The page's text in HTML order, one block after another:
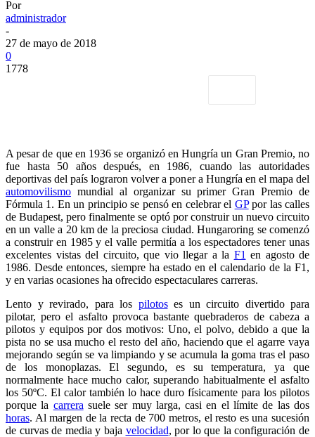
Por
administrador
-
27 de mayo de 2018
0
1778
A pesar de que en 1936 se organizó en Hungría un Gran Premio, no
fue hasta 50 años después, en 1986, cuando las autoridades
deportivas del país lograron volver a poner a Hungría en el mapa del
automovilismo mundial al organizar su primer Gran Premio de
Fórmula 1. En un principio se pensó en celebrar el GPpor las calles
de Budapest, pero finalmente se optó por construir un nuevo circuito
en un valle a 20 km de la preciosa ciudad. Hungaroring se comenzó
a construir en 1985 y el valle permitía a los espectadores tener unas
excelentes vistas del circuito, que vio llegar a la F1 en agosto de
1986. Desde entonces, siempre ha estado en el calendario de la F1,
y en varias ocasiones ha ofrecido espectaculares carreras.
Lento y revirado, para los pilotoses un circuito divertido para
pilotar, pero el asfalto provoca bastante quebraderos de cabeza a
pilotos y equipos por dos motivos: Uno, el polvo, debido a que la
pista no se usa mucho el resto del año, haciendo que el agarre vaya
mejorando según se va limpiando y se acumula la goma tras el paso
de los monoplazas. El segundo, es su temperatura, ya que
normalmente hace mucho calor, superando habitualmente el asfalto
los 50ºC. El calor también lo hace duro físicamente para los pilotos
porque la carrera suele ser muy larga, casi en el límite de las dos
horas. Al margen de la recta de 700 metros, el resto es una sucesión
de curvas de media y baja velocidad, por lo que la configuración de